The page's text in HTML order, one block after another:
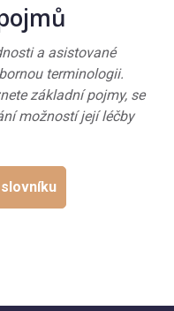
a asistované
terminologii.
základní pojmy, se
možností její léčby